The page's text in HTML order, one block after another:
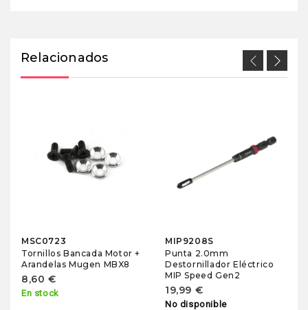
Relacionados
MSC0723
Tornillos Bancada Motor +
Arandelas Mugen MBX8
8,60 €
En stock
MIP9208S
Punta 2.0mm
Destornillador Eléctrico
MIP Speed Gen2
19,99 €
No disponible